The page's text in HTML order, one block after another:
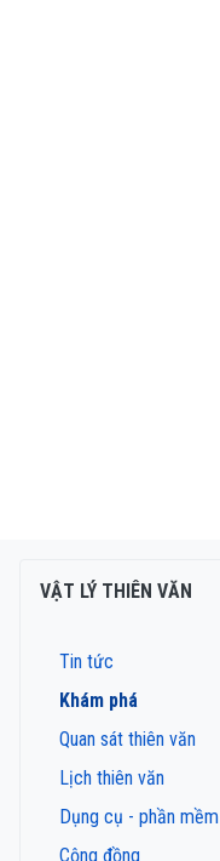
VẬT LÝ THIÊN VĂN
Tin tức
Khám phá
Quan sát thiên văn
Lịch thiên văn
Dụng cụ - phần mềm
Cộng đồng